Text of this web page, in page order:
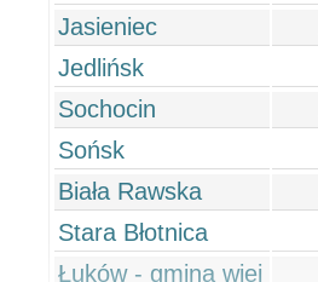
Jasieniec
Jedlińsk
Sochocin
Sońsk
Biała Rawska
Stara Błotnica
Łuków - gmina wiej